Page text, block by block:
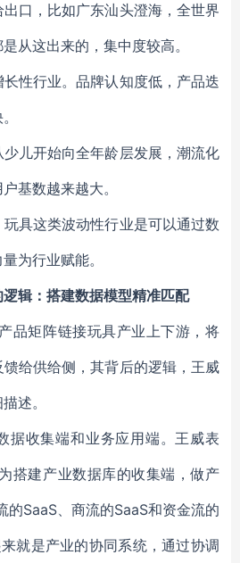
口，比如广东汕头澄海，全世界
从这出来的，集中度较高。
性行业。品牌认知度低，产品迭
儿开始向全年龄层发展，潮流化
基数越来越大。
具这类波动性行业是可以通过数
为行业赋能。
辑：搭建数据模型精准匹配
品矩阵链接玩具产业上下游，将
给供给侧，其背后的逻辑，王威
述。
据收集端和业务应用端。王威表
搭建产业数据库的收集端，做产
的SaaS、商流的SaaS和资金流的
就是产业的协同系统，通过协调